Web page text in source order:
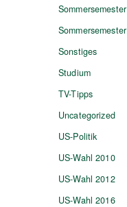
Sonstiges
Studium
TV-Tipps
Uncategorized
US-Politik
US-Wahl 2010
US-Wahl 2012
US-Wahl 2016